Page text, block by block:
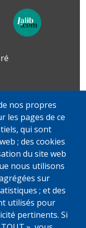
Roule
et documents
rendez-vous
au vendredi
et 14h-19h
nos propres
les pages de ce
qui sont
; des cookies
du site web
nous utilisons
sur
; et des
utilisés pour
pertinents. Si